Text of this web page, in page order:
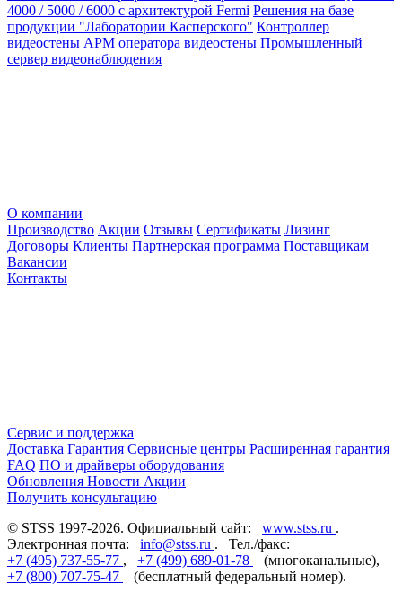
4000 / 5000 / 6000 с архитектурой Fermi Решения на базе
продукции "Лаборатории Касперского" Контроллер
видеостены АРМ оператора видеостены Промышленный
сервер видеонаблюдения
О компании
Производство Акции Отзывы Сертификаты Лизинг
Договоры Клиенты Партнерская программа Поставщикам
Вакансии
Контакты
Сервис и поддержка
Доставка Гарантия Сервисные центры Расширенная гарантия
FAQ ПО и драйверы оборудования
Обновления Новости Акции
Получить консультацию
© STSS 1997-2026. Официальный сайт: www.stss.ru .
Электронная почта: info@stss.ru . Тел./факс:
+7 (495) 737-55-77 , +7 (499) 689-01-78
(многоканальные),
+7 (800) 707-75-47
(бесплатный федеральный номер).